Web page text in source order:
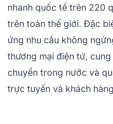
nhanh quốc tế trên 220
trên toàn thế giới. Đặc
ứng nhu cầu không
thương mại điện tử,
chuyển trong nước và
trực tuyến và khách